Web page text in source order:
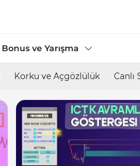
Bonus ve Yarışma
Korku ve Açgözlülük Canlı